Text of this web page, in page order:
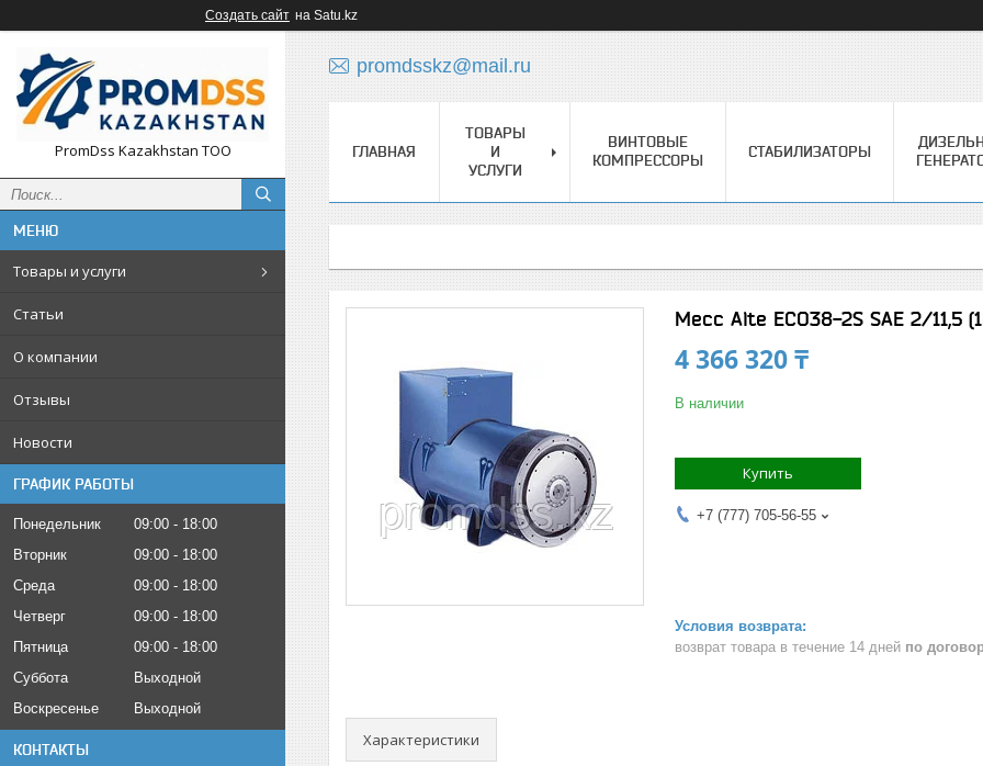
Создать сайт на Satu.kz
PromDss Kazakhstan TOO
Товары и услуги
Статьи
О компании
Отзывы
Новости
ГРАФИК РАБОТЫ
Понедельник 09:00
18:00
Вторник
09:00
18:00
Среда
09:00
18:00
Четверг
09:00
18:00
Пятница
09:00
18:00
Суббота
Выходной
Воскресенье
Выходной
КОНТАКТЫ
promdsskz@mail.ru
ГЛАВНАЯ
ТОВАРЫ
И
УСЛУГИ
ВИНТОВЫЕ
КОМПРЕССОРЫ
СТАБИЛИЗАТОРЫ
Mecc Alte ECO38-2S SAE 2/11,5
4 366 320 ₸
В наличии
Купить
+7 (777) 705-56-55
возврат товара в течение 14 дней по
Характеристики